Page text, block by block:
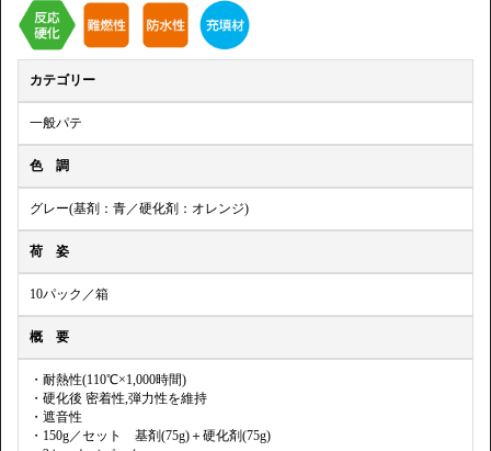
カテゴリー
一般パテ
色 調
グレー(基剤：青／硬化剤：オレンジ)
荷 姿
10パック／箱
概 要
・耐熱性(110℃×1,000時間)
・硬化後 密着性,弾力性を維持
・遮音性
・150g／セット 基剤(75g)＋硬化剤(75g)